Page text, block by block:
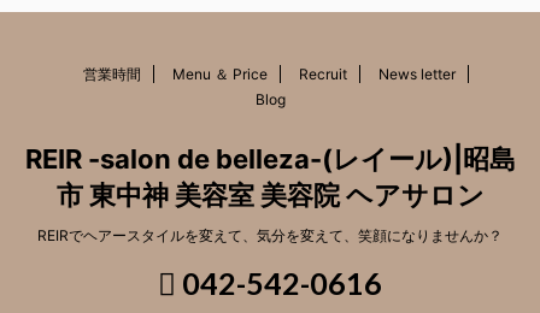
営業時間 Menu ＆ Price Recruit
News letter
Blog
REIR -salon de belleza-(レイール)|昭島
市 東中神 美容室 美容院 ヘアサロン
REIRでヘアースタイルを変えて、気分を変えて、笑顔になりませんか？
042-542-0616